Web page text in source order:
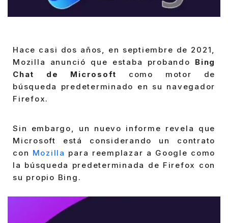
Hace casi dos años, en septiembre de 2021,
Mozilla anunció que estaba probando Bing
Chat de Microsoft como motor de
búsqueda predeterminado en su navegador
Firefox.
Sin embargo, un nuevo informe revela que
Microsoft está considerando un contrato
con Mozilla para reemplazar a Google como
la búsqueda predeterminada de Firefox con
su propio Bing.